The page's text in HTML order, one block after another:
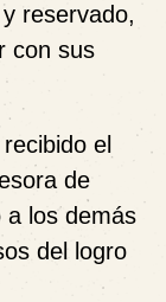
reservado,
con sus
el
de
a los demás
del logro